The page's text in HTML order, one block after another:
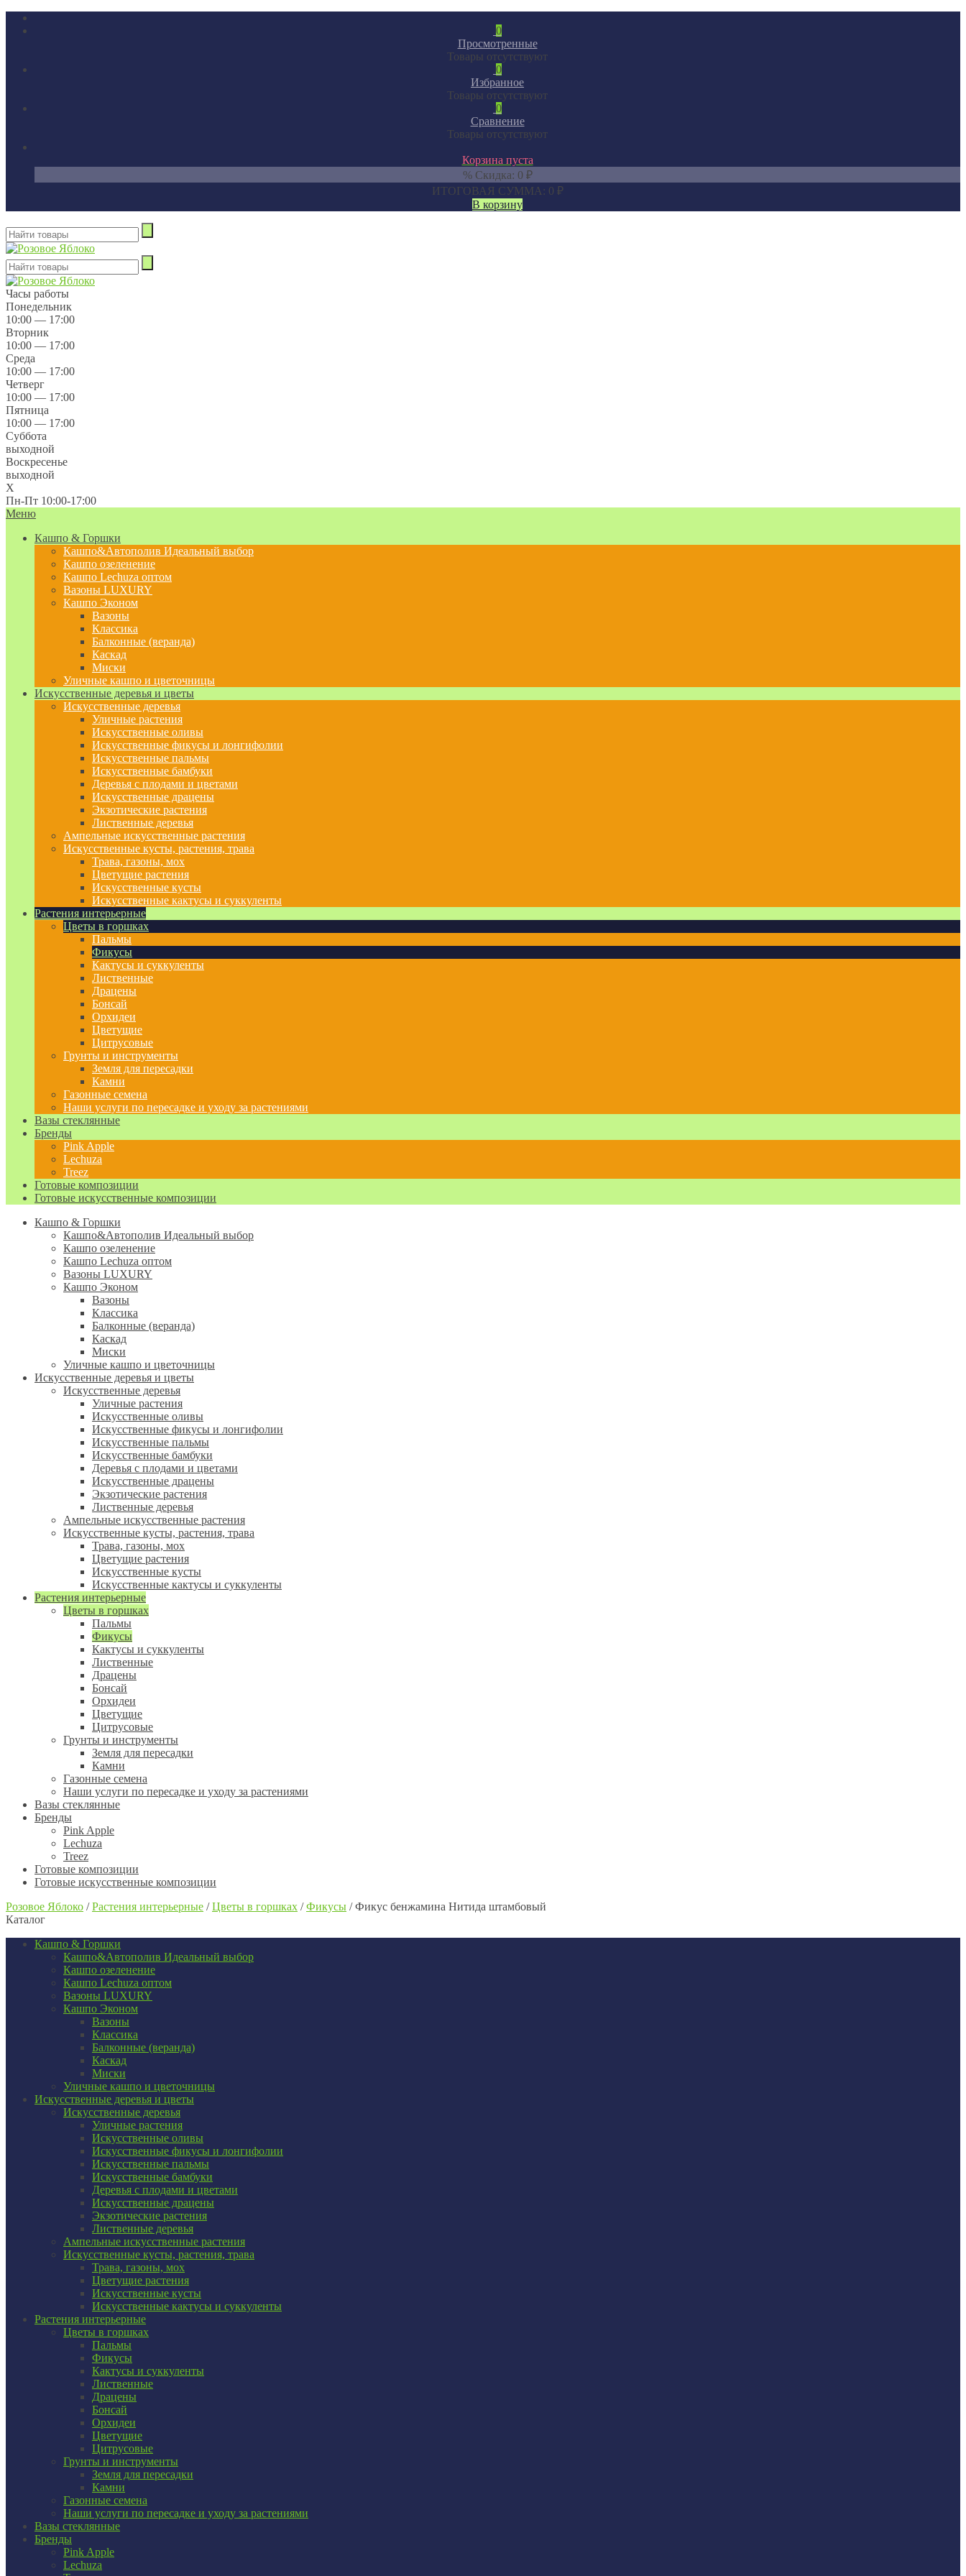
0
Просмотренные
Товары отсутствуют
0
Избранное
Товары отсутствуют
0
Сравнение
Товары отсутствуют
Корзина пуста
% Скидка: 0 ₽
ИТОГОВАЯ СУММА: 0 ₽
В корзину
Часы работы
Понедельник
10:00 — 17:00
Вторник
10:00 — 17:00
Среда
10:00 — 17:00
Четверг
10:00 — 17:00
Пятница
10:00 — 17:00
Суббота
выходной
Воскресенье
выходной
X
Пн-Пт 10:00-17:00
Меню
Кашпо & Горшки
Кашпо&Автополив Идеальный выбор
Кашпо озеленение
Кашпо Lechuza оптом
Вазоны LUXURY
Кашпо Эконом
Вазоны
Классика
Балконные (веранда)
Каскад
Миски
Уличные кашпо и цветочницы
Искусственные деревья и цветы
Искусственные деревья
Уличные растения
Искусственные оливы
Искусственные фикусы и лонгифолии
Искусственные пальмы
Искусственные бамбуки
Деревья с плодами и цветами
Искусственные драцены
Экзотические растения
Лиственные деревья
Ампельные искусственные растения
Искусственные кусты, растения, трава
Трава, газоны, мох
Цветущие растения
Искусственные кусты
Искусственные кактусы и суккуленты
Растения интерьерные
Цветы в горшках
Пальмы
Фикусы
Кактусы и суккуленты
Лиственные
Драцены
Бонсай
Орхидеи
Цветущие
Цитрусовые
Грунты и инструменты
Земля для пересадки
Камни
Газонные семена
Наши услуги по пересадке и уходу за растениями
Вазы стеклянные
Бренды
Pink Apple
Lechuza
Treez
Готовые композиции
Готовые искусственные композиции
Кашпо & Горшки
Кашпо&Автополив Идеальный выбор
Кашпо озеленение
Кашпо Lechuza оптом
Вазоны LUXURY
Кашпо Эконом
Вазоны
Классика
Балконные (веранда)
Каскад
Миски
Уличные кашпо и цветочницы
Искусственные деревья и цветы
Искусственные деревья
Уличные растения
Искусственные оливы
Искусственные фикусы и лонгифолии
Искусственные пальмы
Искусственные бамбуки
Деревья с плодами и цветами
Искусственные драцены
Экзотические растения
Лиственные деревья
Ампельные искусственные растения
Искусственные кусты, растения, трава
Трава, газоны, мох
Цветущие растения
Искусственные кусты
Искусственные кактусы и суккуленты
Растения интерьерные
Цветы в горшках
Пальмы
Фикусы
Кактусы и суккуленты
Лиственные
Драцены
Бонсай
Орхидеи
Цветущие
Цитрусовые
Грунты и инструменты
Земля для пересадки
Камни
Газонные семена
Наши услуги по пересадке и уходу за растениями
Вазы стеклянные
Бренды
Pink Apple
Lechuza
Treez
Готовые композиции
Готовые искусственные композиции
Розовое Яблоко /Растения интерьерные /Цветы в горшках /Фикусы /Фикус бенжамина Нитида штамбовый
Каталог
Кашпо & Горшки
Кашпо&Автополив Идеальный выбор
Кашпо озеленение
Кашпо Lechuza оптом
Вазоны LUXURY
Кашпо Эконом
Вазоны
Классика
Балконные (веранда)
Каскад
Миски
Уличные кашпо и цветочницы
Искусственные деревья и цветы
Искусственные деревья
Уличные растения
Искусственные оливы
Искусственные фикусы и лонгифолии
Искусственные пальмы
Искусственные бамбуки
Деревья с плодами и цветами
Искусственные драцены
Экзотические растения
Лиственные деревья
Ампельные искусственные растения
Искусственные кусты, растения, трава
Трава, газоны, мох
Цветущие растения
Искусственные кусты
Искусственные кактусы и суккуленты
Растения интерьерные
Цветы в горшках
Пальмы
Фикусы
Кактусы и суккуленты
Лиственные
Драцены
Бонсай
Орхидеи
Цветущие
Цитрусовые
Грунты и инструменты
Земля для пересадки
Камни
Газонные семена
Наши услуги по пересадке и уходу за растениями
Вазы стеклянные
Бренды
Pink Apple
Lechuza